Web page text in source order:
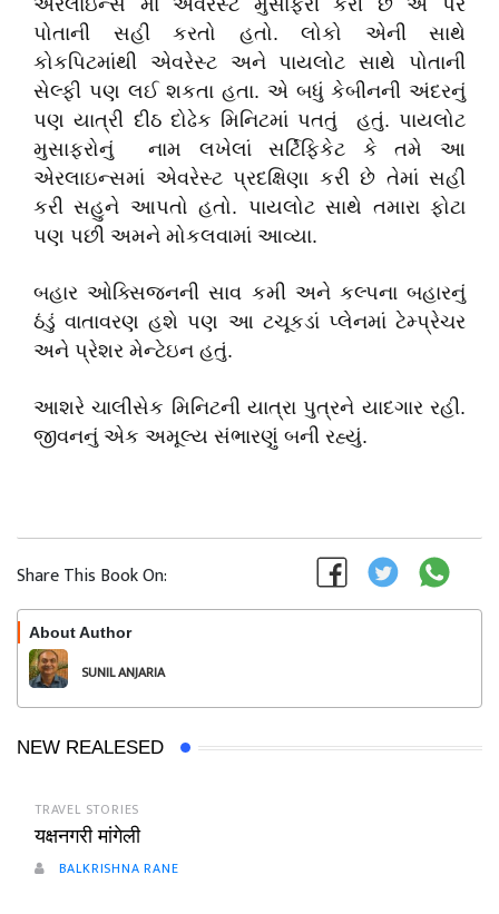
એરલાઇન્સ માં એવરેસ્ટ મુસાફરી કરી છે એ પર
પોતાની સહી કરતો હતો. લોકો એની સાથે
કોકપિટમાંથી એવરેસ્ટ અને પાયલોટ સાથે પોતાની
સેલ્ફી પણ લઈ શકતા હતા. એ બધું કેબીનની અંદરનું
પણ યાત્રી દીઠ દોઢેક મિનિટમાં પતતું હતું. પાયલોટ
મુસાફરોનું નામ લખેલાં સર્ટિફિકેટ કે તમે આ
એરલાઇન્સમાં એવરેસ્ટ પ્રદક્ષિણા કરી છે તેમાં સહી
કરી સહુને આપતો હતો. પાયલોટ સાથે તમારા ફોટા
પણ પછી અમને મોકલવામાં આવ્યા.
બહાર ઓક્સિજનની સાવ કમી અને કલ્પના બહારનું
ઠંડું વાતાવરણ હશે પણ આ ટચૂકડાં પ્લેનમાં ટેમ્પ્રેચર
અને પ્રેશર મેન્ટેઇન હતું.
આશરે ચાલીસેક મિનિટની યાત્રા પુત્રને યાદગાર રહી.
જીવનનું એક અમૂલ્ય સંભારણું બની રહ્યું.
Share This Book On:
About Author
SUNIL ANJARIA
NEW REALESED
TRAVEL STORIES
यक्षनगरी मांगेली
BALKRISHNA RANE